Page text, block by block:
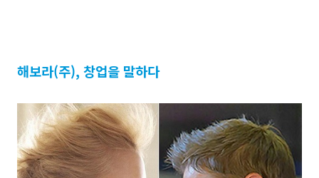
해보라(주), 창업을 말하다